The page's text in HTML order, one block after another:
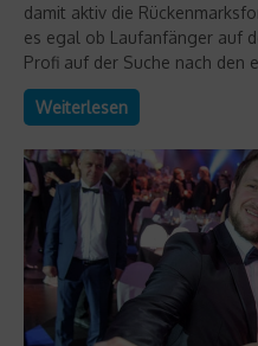
damit aktiv die
es egal ob Laufanfänger auf
Profi auf der Suche nach den
Weiterlesen